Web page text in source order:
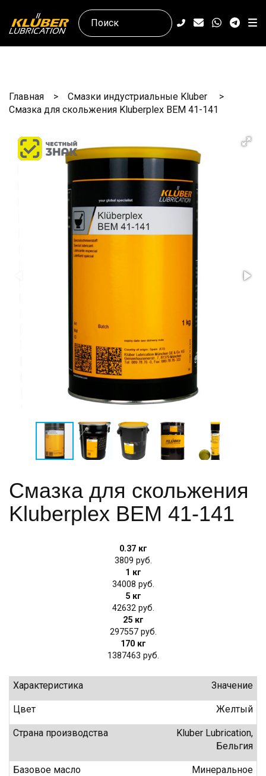
Главная
Смазки индустриальные Kluber
Смазка для скольжения Kluberplex BEM 41-141
Смазка для скольжения
Kluberplex BEM 41-141
0.37 кг
3809
1 кг
34008
5 кг
42632
25 кг
297557
170 кг
1387463
Характеристика Значение
Цвет Желтый
Страна производства
Kluber Lubrication,
Бельгия
Базовое масло Минеральное